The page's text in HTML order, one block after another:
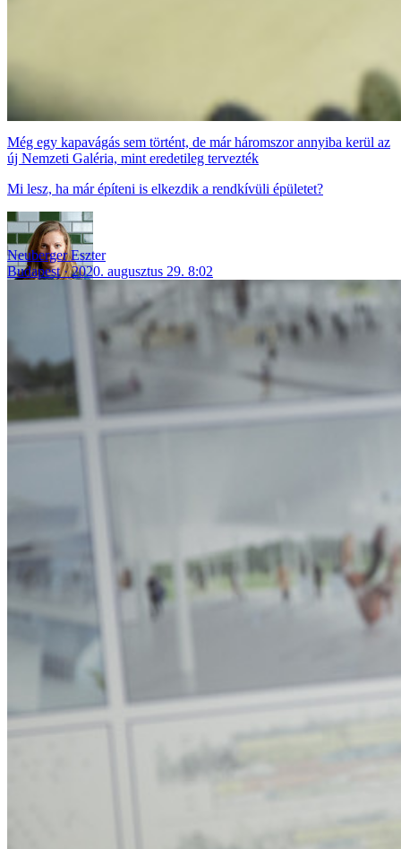
Még egy kapavágás sem történt, de már háromszor annyiba kerül az
új Nemzeti Galéria, mint eredetileg tervezték
Mi lesz, ha már építeni is elkezdik a rendkívüli épületet?
Neuberger Eszter
Budapest
2020. augusztus 29. 8:02